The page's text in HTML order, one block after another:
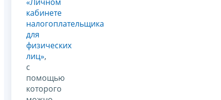
кабинете
налогоплательщика
для
физических
лиц»,
с
помощью
которого